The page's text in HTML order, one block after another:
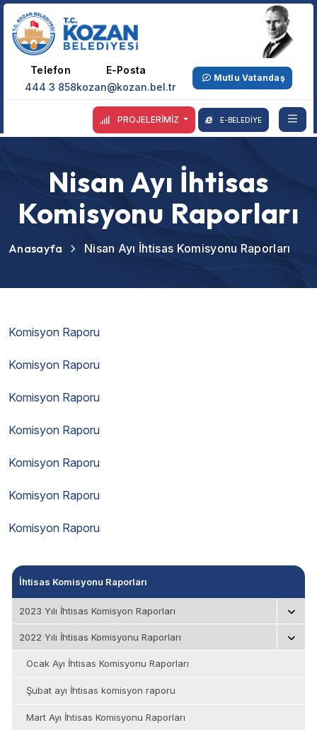
Telefon
444 3 858
E-Posta
kozan@kozan.bel.tr
Mutlu Vatandaş
PROJELERİMİZ E-BELEDİYE
Nisan Ayı İhtisas
Komisyonu Raporları
Anasayfa Nisan Ayı İhtisas Komisyonu Raporları
İhtisas Komisyonu Raporları
2023 Yılı İhtisas Komisyon Raporları
2022 Yılı İhtisas Komisyonu Raporları
Ocak Ayı İhtisas Komisyonu Raporları
Şubat ayı İhtisas komisyon raporu
Mart Ayı İhtisas Komisyonu Raporları
Komisyon Raporu
Komisyon Raporu
Komisyon Raporu
Komisyon Raporu
Komisyon Raporu
Komisyon Raporu
Komisyon Raporu